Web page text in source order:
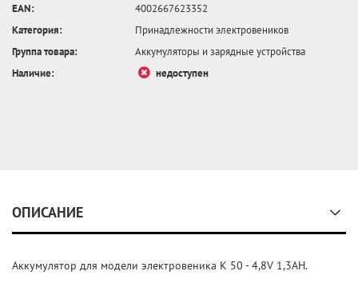
EAN:
4002667623352
Категория:
Принадлежности электровеников
Группа товара:
Аккумуляторы и зарядные устройства
Наличие:
недоступен
ОПИСАНИЕ
Аккумулятор для модели электровеника K 50 - 4,8V 1,3AH.